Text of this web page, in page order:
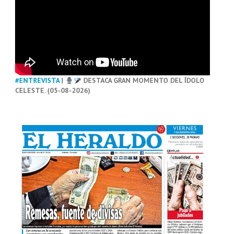
#ENTREVISTA|
DESTACA GRAN MOMENTO DEL ÍDOLO
CELESTE. (05-08-2026)